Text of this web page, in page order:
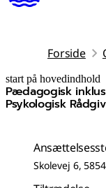
Forside
start på hovedindhold
Pædagogisk
Psykologisk
senest opdateret 2. juli
Skolevej 6,